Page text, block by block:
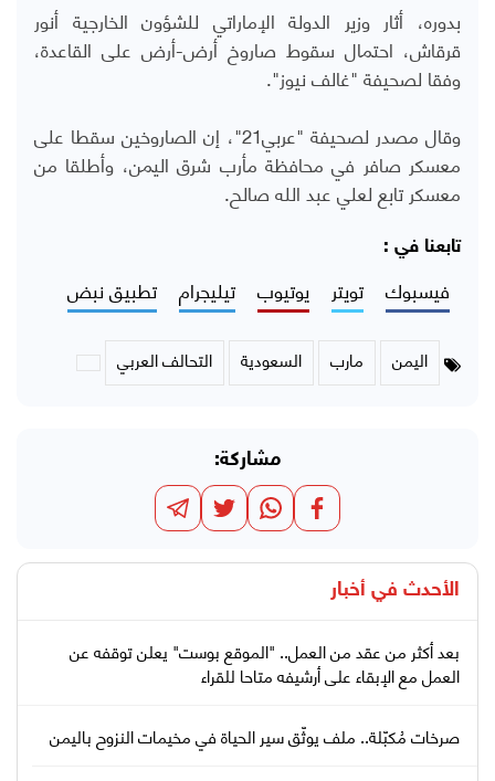
بدوره، أثار وزير الدولة الإماراتي للشؤون الخارجية أنور
قرقاش، احتمال سقوط صاروخ أرض-أرض على القاعدة،
وفقا لصحيفة "غالف نيوز".
وقال مصدر لصحيفة "عربي21"، إن الصاروخين سقطا على
معسكر صافر في محافظة مأرب شرق اليمن، وأطلقا من
معسكر تابع لعلي عبد الله صالح.
تابعنا في :
فيسبوك تويتر يوتيوب تيليجرام تطبيق نبض
اليمن مارب السعودية التحالف العربي
مشاركة:
الأحدث في أخبار
بعد أكثر من عقد من العمل.. "الموقع بوست" يعلن توقفه عن
العمل مع الإبقاء على أرشيفه متاحا للقراء
صرخات مُكبّلة.. ملف يوثّق سير الحياة في مخيمات النزوح باليمن